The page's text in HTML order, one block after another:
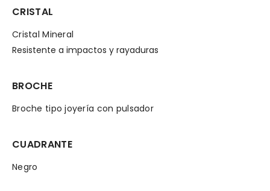
CRISTAL
Cristal Mineral
Resistente a impactos y rayaduras
BROCHE
Broche tipo joyería con pulsador
CUADRANTE
Negro